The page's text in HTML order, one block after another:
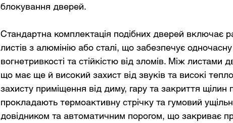
блокування дверей.
Стандартна комплектація подібних дверей включає
листів з алюмінію або сталі, що забезпечує
вогнетривкості та стійкістю від зломів. Між листами
що має ще й високий захист від звуків та високі
захисту приміщення від диму, гару та закриття
прокладають термоактивну стрічку та гумовий
довідником та автоматичним порогом, що закриває